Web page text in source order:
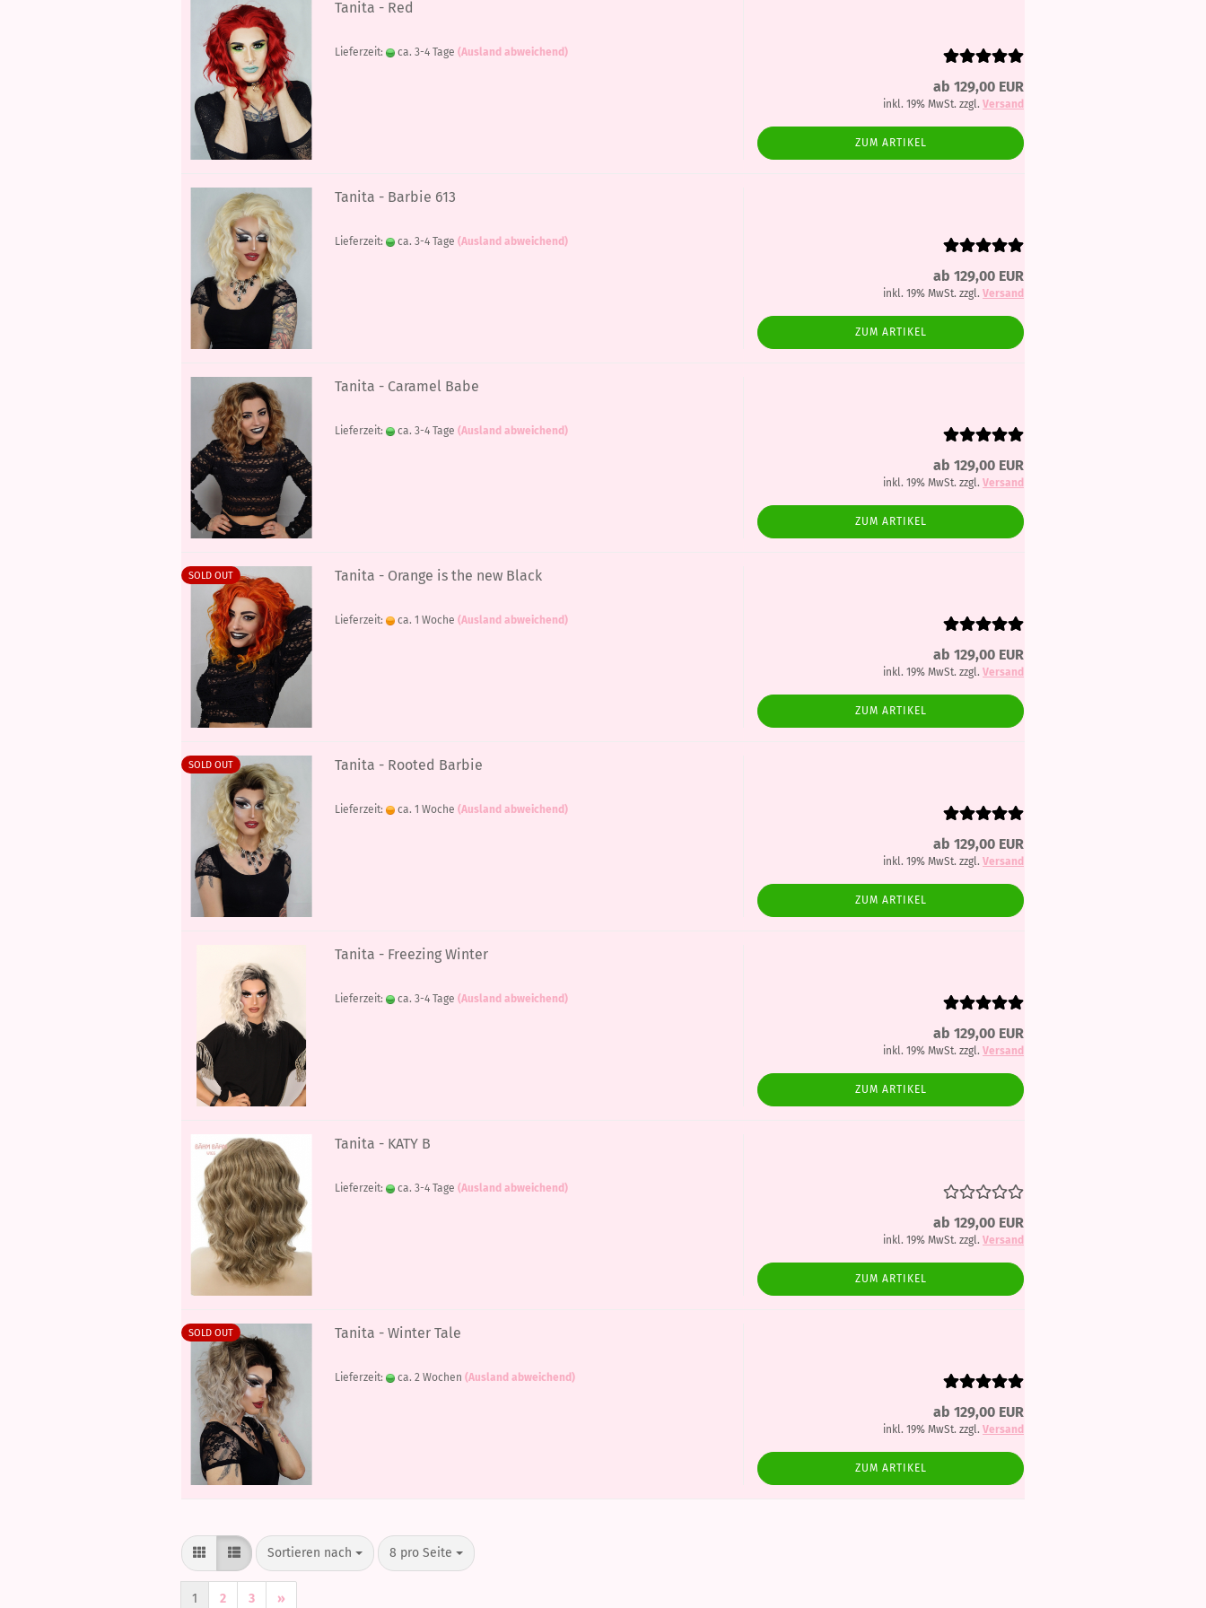
Tanita - Red
Lieferzeit: ca. 3-4 Tage (Ausland abweichend)
ab 129,00 EUR
inkl. 19% MwSt. zzgl. Versand
ZUM ARTIKEL
Tanita - Barbie 613
Lieferzeit: ca. 3-4 Tage (Ausland abweichend)
ab 129,00 EUR
inkl. 19% MwSt. zzgl. Versand
ZUM ARTIKEL
Tanita - Caramel Babe
Lieferzeit: ca. 3-4 Tage (Ausland abweichend)
ab 129,00 EUR
inkl. 19% MwSt. zzgl. Versand
ZUM ARTIKEL
SOLD OUT Tanita - Orange is the new Black
Lieferzeit: ca. 1 Woche (Ausland abweichend)
ab 129,00 EUR
inkl. 19% MwSt. zzgl. Versand
ZUM ARTIKEL
SOLD OUT Tanita - Rooted Barbie
Lieferzeit: ca. 1 Woche (Ausland abweichend)
ab 129,00 EUR
inkl. 19% MwSt. zzgl. Versand
ZUM ARTIKEL
Tanita - Freezing Winter
Lieferzeit: ca. 3-4 Tage (Ausland abweichend)
ab 129,00 EUR
inkl. 19% MwSt. zzgl. Versand
ZUM ARTIKEL
Tanita - KATY B
Lieferzeit: ca. 3-4 Tage (Ausland abweichend)
ab 129,00 EUR
inkl. 19% MwSt. zzgl. Versand
ZUM ARTIKEL
SOLD OUT Tanita - Winter Tale
Lieferzeit: ca. 2 Wochen (Ausland abweichend)
ab 129,00 EUR
inkl. 19% MwSt. zzgl. Versand
ZUM ARTIKEL
Sortieren nach
Sortieren nach 8 pro Seite
pro Seite
1 2 3 »